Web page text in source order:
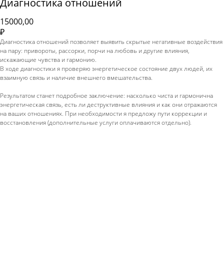
Диагностика отношений
15000,00
₽
Диагностика отношений позволяет выявить скрытые негативные воздействия
на пару: привороты, рассорки, порчи на любовь и другие влияния,
искажающие чувства и гармонию.
В ходе диагностики я проверяю энергетическое состояние двух людей, их
взаимную связь и наличие внешнего вмешательства.
Результатом станет подробное заключение: насколько чиста и гармонична
энергетическая связь, есть ли деструктивные влияния и как они отражаются
на ваших отношениях. При необходимости я предложу пути коррекции и
восстановления (дополнительные услуги оплачиваются отдельно).